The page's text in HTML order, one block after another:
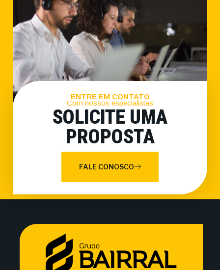
ENTRE EM CONTATO
Com nossos especialistas
SOLICITE UMA
PROPOSTA
FALE CONOSCO